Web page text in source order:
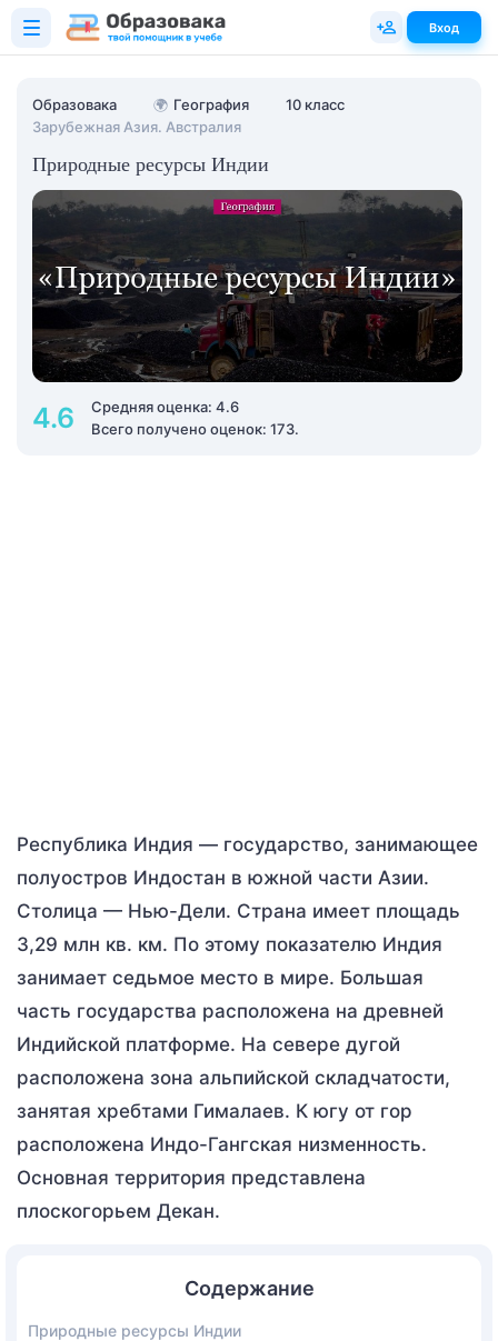
Образовака 🌍 География
10 класс
Зарубежная Азия. Австралия
Природные ресурсы Индии
4.6
Средняя оценка: 4.6
Всего получено оценок: 173.
Республика Индия — государство, занимающее
полуостров Индостан в южной части Азии.
Столица — Нью-Дели. Страна имеет площадь
3,29 млн кв. км. По этому показателю Индия
занимает седьмое место в мире. Большая
часть государства расположена на древней
Индийской платформе. На севере дугой
расположена зона альпийской складчатости,
занятая хребтами Гималаев. К югу от гор
расположена Индо-Гангская низменность.
Основная территория представлена
плоскогорьем Декан.
Содержание
Природные ресурсы Индии
Вход